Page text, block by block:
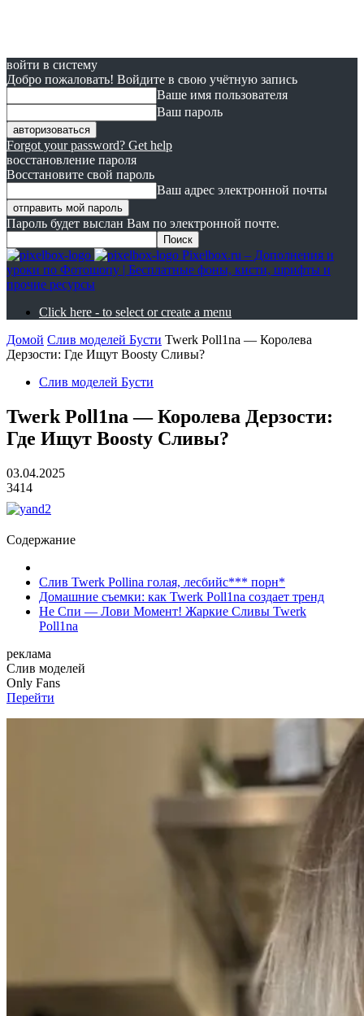
войти в систему
Добро пожаловать! Войдите в свою учётную запись
Ваше имя пользователя
Ваш пароль
Forgot your password? Get help
восстановление пароля
Восстановите свой пароль
Ваш адрес электронной почты
Пароль будет выслан Вам по электронной почте.
Pixelbox.ru – Дополнения и
уроки по Фотошопу | Бесплатные фоны, кисти, шрифты и
прочие ресурсы
Click here - to select or create a menu
Домой Слив моделей Бусти Twerk Poll1na — Королева
Дерзости: Где Ищут Boosty Сливы?
Слив моделей Бусти
Twerk Poll1na — Королева Дерзости:
Где Ищут Boosty Сливы?
03.04.2025
3414
Содержание
Слив Twerk Pollina голая, лесбийс*** порн*
Домашние съемки: как Twerk Poll1na создает тренд
Не Спи — Лови Момент! Жаркие Сливы Twerk
Poll1na
реклама
Слив моделей
Only Fans
Перейти